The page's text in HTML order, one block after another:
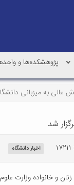
پژوهشکده‌ها و
به میزبانی
شد
اخبار دانشگاه
و خانواده